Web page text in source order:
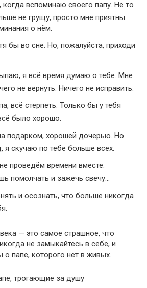
вспоминаю своего папу. Не то
не грущу, просто мне приятны
о нём.
бы во сне. Но, пожалуйста, приходи
я всё время думаю о тебе. Мне
не вернуть. Ничего не исправить.
всё стерпеть. Только бы у тебя
было хорошо.
подарком, хорошей дочерью. Но
я скучаю по тебе больше всех.
проведём времени вместе.
помолчать и зажечь свечу…
и осознать, что больше никогда
— это самое страшное, что
не замыкайтесь в себе, и
о папе, которого нет в живых.
трогающие за душу